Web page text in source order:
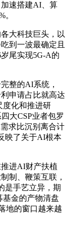
速搭建AI、算
。
大科技巨头，以
到一波最确定且
尾实现5G-A的
整的AI系统，
申请占比就高达
度化和推进研
大CSP业者包罗
求比沉别离合计
映了关于AI根本
进AI财产扶植
制、鞭策互联，
是手艺立异，期
基金的产物清盘
地的窗口越来越